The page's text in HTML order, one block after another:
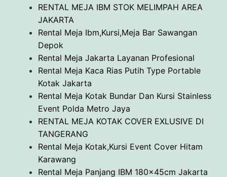
RENTAL MEJA IBM STOK MELIMPAH AREA
JAKARTA
Rental Meja Ibm,Kursi,Meja Bar Sawangan
Depok
Rental Meja Jakarta Layanan Profesional
Rental Meja Kaca Rias Putih Type Portable
Kotak Jakarta
Rental Meja Kotak Bundar Dan Kursi Stainless
Event Polda Metro Jaya
RENTAL MEJA KOTAK COVER EXLUSIVE DI
TANGERANG
Rental Meja Kotak,Kursi Event Cover Hitam
Karawang
Rental Meja Panjang IBM 180x45cm Jakarta